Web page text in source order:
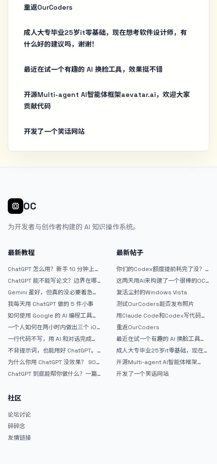
重返OurCoders
成人大专毕业25岁it零基础，现在想考软件设计师，有
什么好的建议吗，谢谢！
最近在试一个有趣的 AI 换脸工具，效果挺不错
开源Multi-agent AI智能体框架aevatar.ai，欢迎大家
贡献代码
开发了一个笑话网站
OC
为开发者与创作者构建的 AI 知识操作系统。
最新教程
ChatGPT 怎么用？新手 10 分钟上手
ChatGPT 能不能写论文？边界在哪
Gemini 虽好，但真的没必要着急放
弃 ChatGPT
我每天用 ChatGPT 做的 5 件小事
如何使用 Google 的 AI 编程工具
AntiGravity：独立开发者的新时代
武器
一个人如何在两小时内做出三个 iOS
APP？｜AntiGravity + Gemini 3 实
战完整记录
一行代码不写，用 AI 和对话完成一
个完整网站：《图书天堂》实战记录
不背提示词，也能用好 ChatGPT。
一个万能提问模板
为什么你用 ChatGPT 没效果？ 90%
的人第一步就问错了
ChatGPT 到底能帮你做什么？一篇
最新帖子
你们的Codex额度提前耗完了没？
戒断反应如何？
这两天用AI来构建了一个很棒的OC
论坛精华区
复活尘封的Windows Vista
测试OurCoders能否发布照片
用Claude Code和Codex写代码真
的爽，但是App怎么挣钱还是很难啊
重返OurCoders
最近在试一个有趣的 AI 换脸工具，
效果挺不错
成人大专毕业25岁it零基础，现在想
考软件设计师，有什么好的建议吗，
谢谢！
开源Multi-agent AI智能体框架
aevatar.ai，欢迎大家贡献代码
开发了一个笑话网站
社区
论坛讨论
碎碎念
友情链接